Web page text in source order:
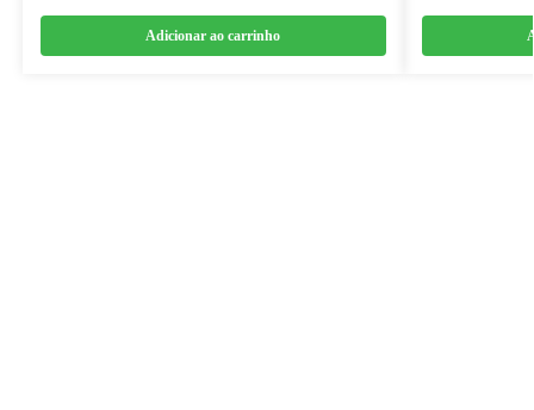
Adicionar ao carrinho